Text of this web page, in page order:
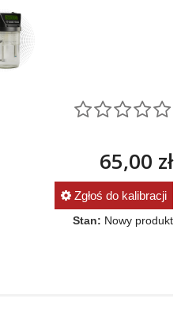
65,00 zł
Zgłoś do kalibracji
Stan: Nowy produkt